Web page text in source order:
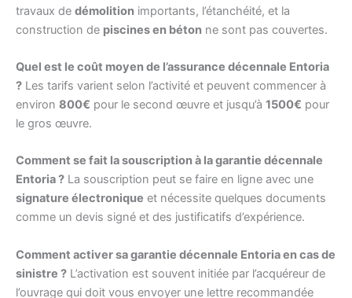
travaux de démolition importants, l’étanchéité, et la
construction de piscines en béton ne sont pas couvertes.
Quel est le coût moyen de l’assurance décennale Entoria
? Les tarifs varient selon l’activité et peuvent commencer à
environ 800€ pour le second œuvre et jusqu’à 1500€ pour
le gros œuvre.
Comment se fait la souscription à la garantie décennale
Entoria ? La souscription peut se faire en ligne avec une
signature électronique et nécessite quelques documents
comme un devis signé et des justificatifs d’expérience.
Comment activer sa garantie décennale Entoria en cas de
sinistre ? L’activation est souvent initiée par l’acquéreur de
l’ouvrage qui doit vous envoyer une lettre recommandée